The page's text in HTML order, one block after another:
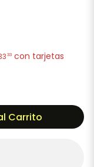
33 con tarjetas
Carrito